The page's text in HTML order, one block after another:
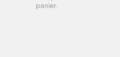
panier.